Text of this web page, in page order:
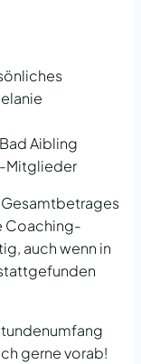
Aibling
Mitglieder
Coaching-
auch wenn in
gerne vorab!